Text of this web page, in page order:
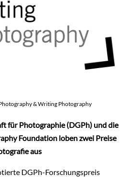
& Writing Photography
für Photographie (DGPh) und die
Foundation loben zwei Preise
aus
DGPh-Forschungspreis